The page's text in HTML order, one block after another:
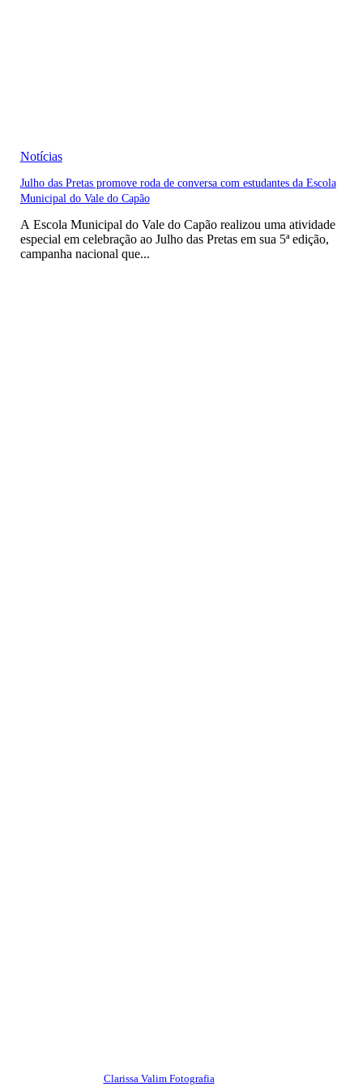
Notícias
Julho das Pretas promove roda de conversa com estudantes da Escola
Municipal do Vale do Capão
A Escola Municipal do Vale do Capão realizou uma atividade
especial em celebração ao Julho das Pretas em sua 5ª edição,
campanha nacional que...
Clarissa Valim Fotografia